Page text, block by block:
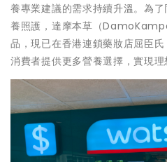
養專業建議的需求持續升溫。為
養照護，達摩本草（
品，現已在香港連鎖藥妝店屈臣
消費者提供更多營養選擇，實現理